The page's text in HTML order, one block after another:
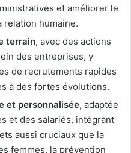
et améliorer le
relation humaine.
terrain, avec des actions
des entreprises, y
de recrutements rapides
à des fortes évolutions.
et personnalisée, adaptée
et des salariés, intégrant
aussi cruciaux que la
femmes, la prévention